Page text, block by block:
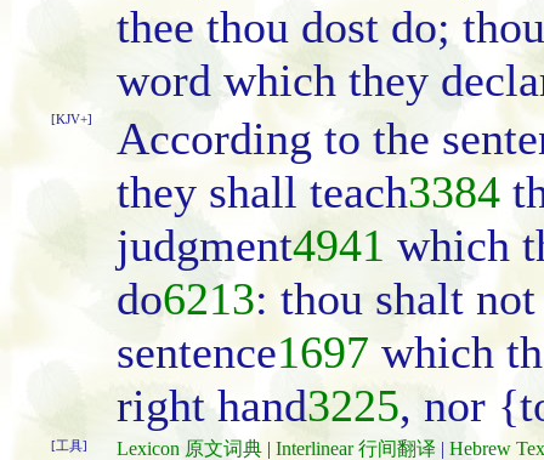
thee thou dost do;
word which they
[KJV+]
According to the
they shall teach3384
judgment4941 which
do6213: thou shalt
sentence1697 which
right hand3225, nor
[工具] Lexicon 原文词典 | Interlinear 行间翻译 | Hebrew